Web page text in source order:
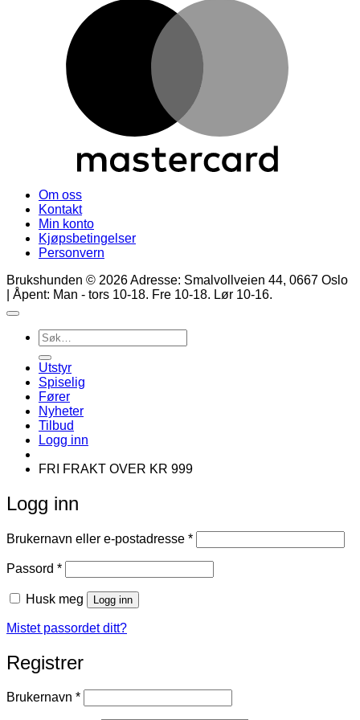
Om oss
Kontakt
Min konto
Kjøpsbetingelser
Personvern
Brukshunden © 2026 Adresse: Smalvollveien 44, 0667 Oslo
| Åpent: Man - tors 10-18. Fre 10-18. Lør 10-16.
Søk
etter:
Utstyr
Spiselig
Fører
Nyheter
Tilbud
Logg inn
FRI FRAKT OVER KR 999
Logg inn
Brukernavn eller e-postadresse *Påkrevd
Passord *Påkrevd
Husk meg Logg inn
Mistet passordet ditt?
Registrer
Brukernavn *Påkrevd